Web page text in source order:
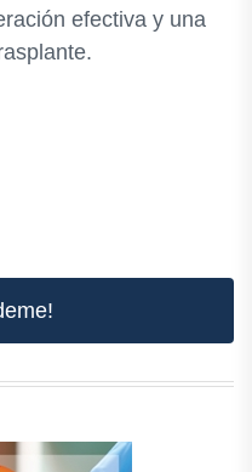
efectiva y una